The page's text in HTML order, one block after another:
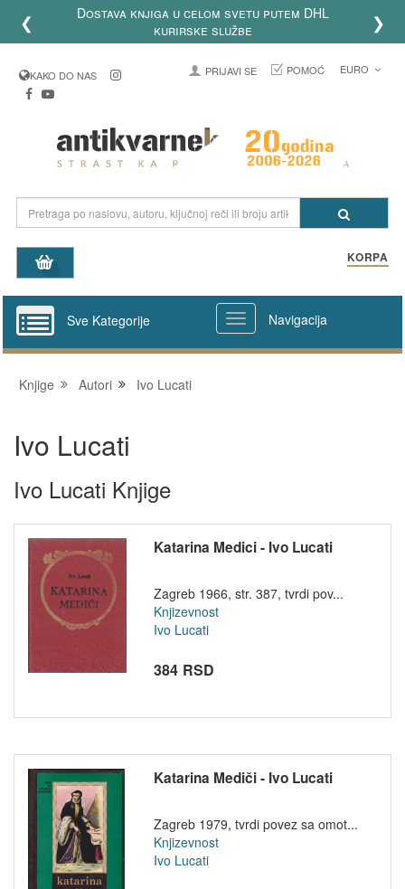
❮
Dostava knjiga u celom svetu putem DHL
kurirske službe
❯
KAKO DO NAS PRIJAVI SE POMOĆ EURO
KORPA
Sve Kategorije Navigacija
Knjige Autori Ivo Lucati
Ivo Lucati
Ivo Lucati Knjige
Katarina Medici - Ivo Lucati
Zagreb 1966, str. 387, tvrdi pov...
Knjizevnost
Ivo Lucati
384 RSD
Katarina Mediči - Ivo Lucati
Zagreb 1979, tvrdi povez sa omot...
Knjizevnost
Ivo Lucati